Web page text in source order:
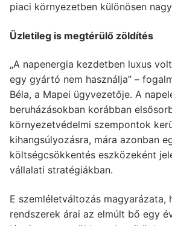
piaci környezetben különösen
Üzletileg is megtérülő zöldítés
„A napenergia kezdetben luxus
egy gyártó nem használja” –
Béla, a Mapei ügyvezetője. A
beruházásokban korábban
környezetvédelmi szempontok
kihangsúlyozásra, mára azonban
költségcsökkentés eszközeként
vállalati stratégiákban.
E szemléletváltozás magyarázata,
rendszerek árai az elmúlt bő egy